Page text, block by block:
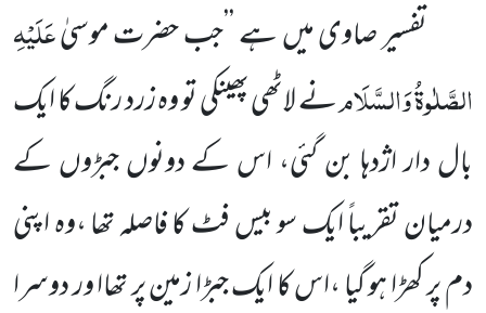
تفسیر صاوی میں ہے ’’جب حضرت موسیٰعَلَیْہِ
الصَّلٰوۃُ وَالسَّلَامنے لاٹھی پھینکی تو وہ زرد رنگ کا ایک
بال دار اژدہا بن گئی، اس کے دونوں جبڑوں کے
درمیان تقریباً ایک سو بیس فٹ کا فاصلہ تھا ،وہ اپنی
دم پر کھڑا ہو گیا ،اس کا ایک جبڑا زمین پر تھاا ور دوسرا